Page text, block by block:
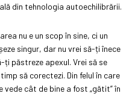
din tehnologia autoechilibrării.
nu e un scop în sine, ci un
singur, dar nu vrei să-ți înece
ți păstreze apexul. Vrei să se
să corectezi. Din felul în care
vede cât de bine a fost „gătit” în